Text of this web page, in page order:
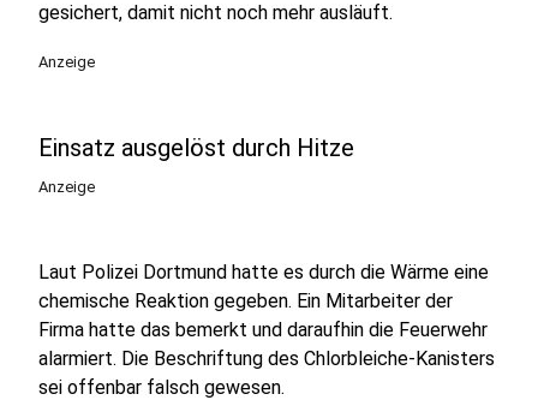
gesichert, damit nicht noch mehr ausläuft.
Anzeige
Einsatz ausgelöst durch Hitze
Anzeige
Laut Polizei Dortmund hatte es durch die Wärme eine
chemische Reaktion gegeben. Ein Mitarbeiter der
Firma hatte das bemerkt und daraufhin die Feuerwehr
alarmiert. Die Beschriftung des Chlorbleiche-Kanisters
sei offenbar falsch gewesen.